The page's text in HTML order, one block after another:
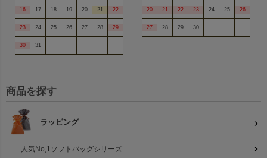
16 17 18 19 20 21 22
23 24 25 26 27 28 29
30 31
20 21 22 23 24 25 26
27 28 29 30
商品を探す
ラッピング
人気No,1ソフトバッグシリーズ